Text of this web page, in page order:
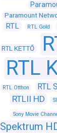
Paramount
RTL RTL Gold
RTL KETTŐ
RTL
RTL Otthon RTL
RTLII HD
Sony Movie
Spektrum